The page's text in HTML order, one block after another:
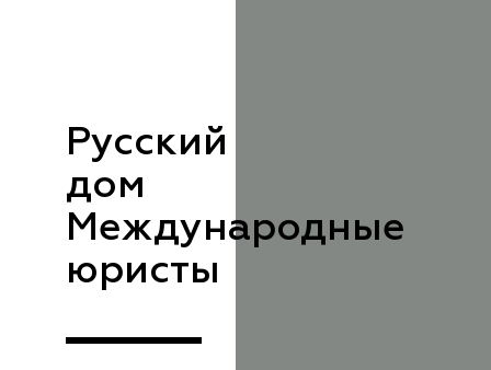
Русский
дом
Международные
юристы